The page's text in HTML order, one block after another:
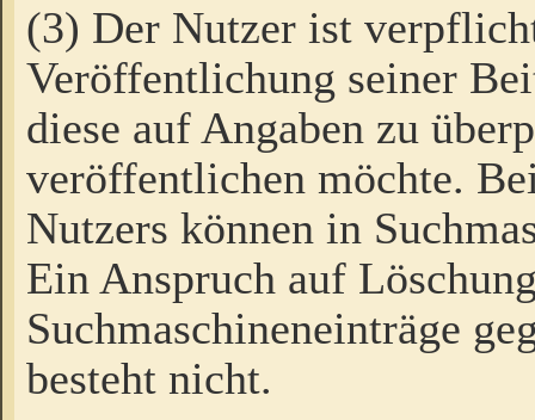
(3) Der Nutzer ist
Veröffentlichung seiner
diese auf Angaben zu
veröffentlichen möchte.
Nutzers können in
Ein Anspruch auf
Suchmaschineneinträge
besteht nicht.